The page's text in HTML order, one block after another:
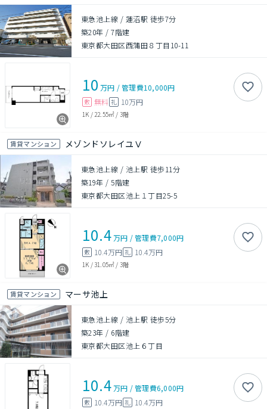
東急池上線 / 蓮沼駅 徒歩7分
築20年 /7階建
東京都大田区西蒲田８丁目10-11
10 万円 /管理費10,000円
敷 無料 礼 10万円
1K / 22.55㎡ / 3階
賃貸マンション メゾンドソレイユⅤ
東急池上線 / 池上駅 徒歩11分
築19年 /5階建
東京都大田区池上１丁目25-5
10.4万円 /管理費7,000円
敷 10.4万円 礼 10.4万円
1K /31.05㎡ / 3階
賃貸マンション マーサ池上
東急池上線 / 池上駅 徒歩5分
築23年 / 6階建
東京都大田区池上６丁目
10.4万円 /管理費6,000円
敷 10.4万円 礼 10.4万円